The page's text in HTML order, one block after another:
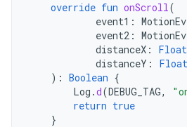
override fun onScroll(
event1 :
event2 :
distanceX : Float
distanceY :
Float
): Boolean {
Log .d(DEBUG_TAG,
return true
}